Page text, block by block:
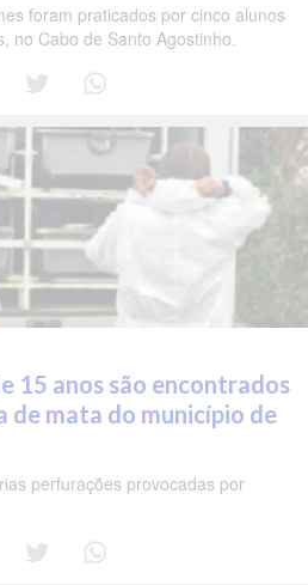
foram praticados por cinco alunos
no Cabo de Santo Agostinho.
15 anos são encontrados
de mata do município de
perfurações provocadas por